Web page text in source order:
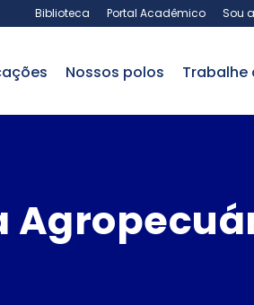
Biblioteca Portal Acadêmico Sou
nossos polos